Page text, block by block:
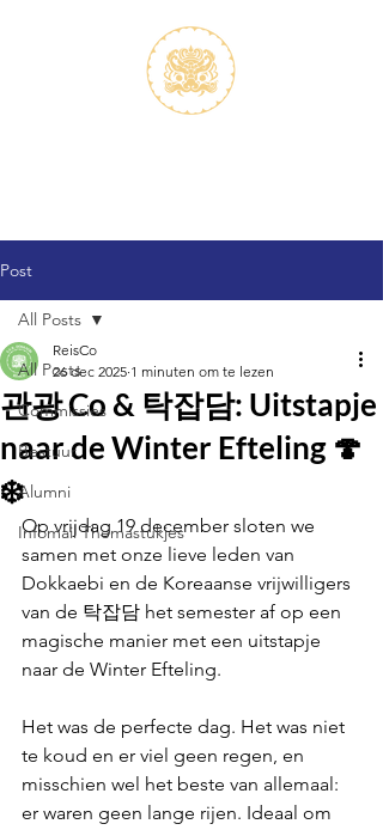
Post
All Posts
Commissies
Bestuur
Alumni
Infomail Themastukjes
All Posts
관광 Co & 탁잡담: Uitstapje
naar de Winter Efteling 🍄
❄️
ReisCo
26 dec 2025 1 minuten om te lezen
Op vrijdag 19 december sloten we
samen met onze lieve leden van
Dokkaebi en de Koreaanse vrijwilligers
van de 탁잡담 het semester af op een
magische manier met een uitstapje
naar de Winter Efteling.
Het was de perfecte dag. Het was niet
te koud en er viel geen regen, en
misschien wel het beste van allemaal:
er waren geen lange rijen. Ideaal om